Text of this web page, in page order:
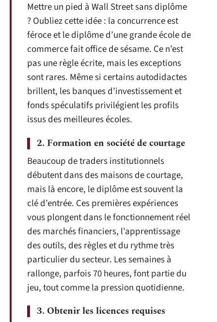
Mettre un pied à Wall Street sans diplôme
? Oubliez cette idée : la concurrence est
féroce et le diplôme d’une grande école de
commerce fait office de sésame. Ce n’est
pas une règle écrite, mais les exceptions
sont rares. Même si certains autodidactes
brillent, les banques d’investissement et
fonds spéculatifs privilégient les profils
issus des meilleures écoles.
2. Formation en société de courtage
Beaucoup de traders institutionnels
débutent dans des maisons de courtage,
mais là encore, le diplôme est souvent la
clé d’entrée. Ces premières expériences
vous plongent dans le fonctionnement réel
des marchés financiers, l’apprentissage
des outils, des règles et du rythme très
particulier du secteur. Les semaines à
rallonge, parfois 70 heures, font partie du
jeu, tout comme la pression quotidienne.
3. Obtenir les licences requises